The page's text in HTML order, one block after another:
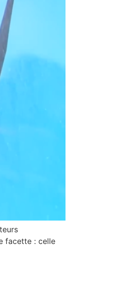
facette : celle